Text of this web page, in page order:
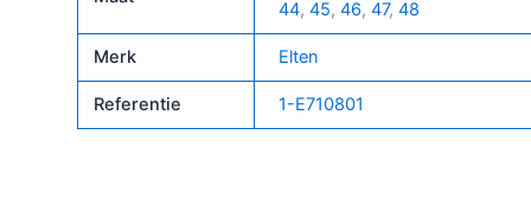
44, 45, 46, 47, 48
Merk Elten
Referentie 1-E710801